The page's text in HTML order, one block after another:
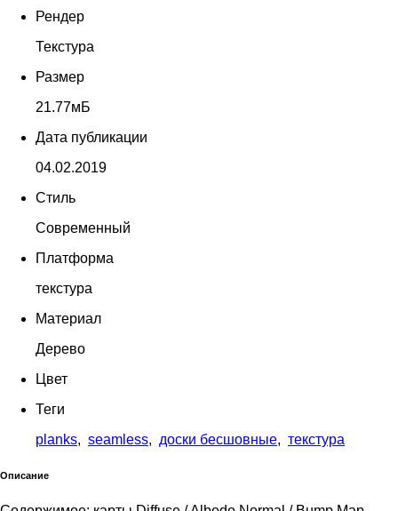
Рендер
Текстура
Размер
21.77мБ
Дата публикации
04.02.2019
Стиль
Современный
Платформа
текстура
Материал
Дерево
Цвет
Теги
planks, seamless, доски бесшовные, текстура
Описание